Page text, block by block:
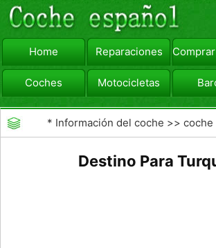
Home Reparaciones
Coches Motocicletas
viajar Camiones
* Información del coche >>coche
Destino Para